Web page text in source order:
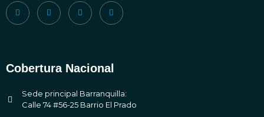
Cobertura Nacional
Sede principal Barranquilla:
Calle 74 #56-25 Barrio El Prado